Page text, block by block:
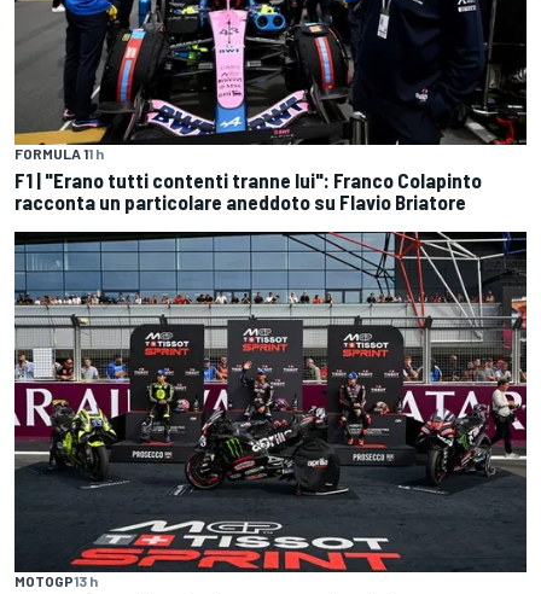
FORMULA 11 h
F1 | "Erano tutti contenti tranne lui": Franco Colapinto
racconta un particolare aneddoto su Flavio Briatore
MOTOGP13 h